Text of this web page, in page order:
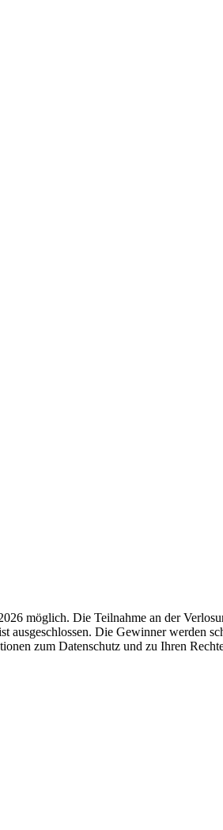
möglich. Die Teilnahme an der
Die Gewinner werden
zum Datenschutz und zu Ihren